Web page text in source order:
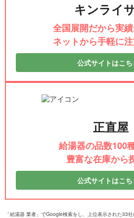
キンライ
全国展開だから実績
ネットから手軽に
公式サイトはこち
正直屋
給湯器の品数100
豊富な在庫から
公式サイトはこち
「給湯器 業者」でGoogle検索をし、上位表示された33